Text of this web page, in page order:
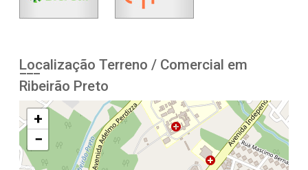
Localização Terreno / Comercial em
Ribeirão Preto
+
−